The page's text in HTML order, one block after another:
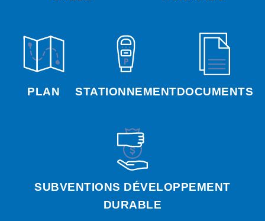
PLAN STATIONNEMENTDOCUMENTS
SUBVENTIONS DÉVELOPPEMENT
DURABLE